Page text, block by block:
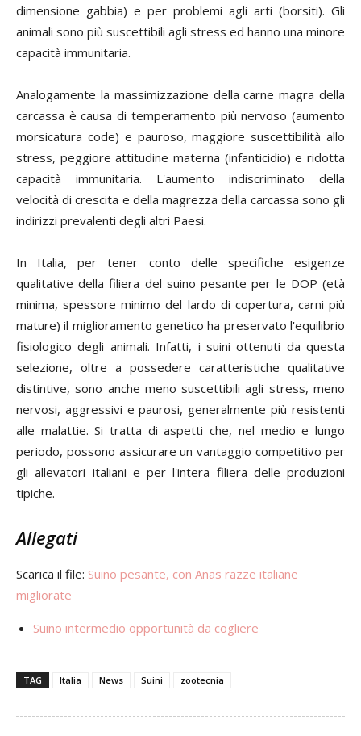
dimensione gabbia) e per problemi agli arti (borsiti). Gli
animali sono più suscettibili agli stress ed hanno una minore
capacità immunitaria.
Analogamente la massimizzazione della carne magra della
carcassa è causa di temperamento più nervoso (aumento
morsicatura code) e pauroso, maggiore suscettibilità allo
stress, peggiore attitudine materna (infanticidio) e ridotta
capacità immunitaria. L'aumento indiscriminato della
velocità di crescita e della magrezza della carcassa sono gli
indirizzi prevalenti degli altri Paesi.
In Italia, per tener conto delle specifiche esigenze
qualitative della filiera del suino pesante per le DOP (età
minima, spessore minimo del lardo di copertura, carni più
mature) il miglioramento genetico ha preservato l'equilibrio
fisiologico degli animali. Infatti, i suini ottenuti da questa
selezione, oltre a possedere caratteristiche qualitative
distintive, sono anche meno suscettibili agli stress, meno
nervosi, aggressivi e paurosi, generalmente più resistenti
alle malattie. Si tratta di aspetti che, nel medio e lungo
periodo, possono assicurare un vantaggio competitivo per
gli allevatori italiani e per l'intera filiera delle produzioni
tipiche.
Allegati
Scarica il file: Suino pesante, con Anas razze italiane
migliorate
Suino intermedio opportunità da cogliere
TAG Italia News Suini zootecnia